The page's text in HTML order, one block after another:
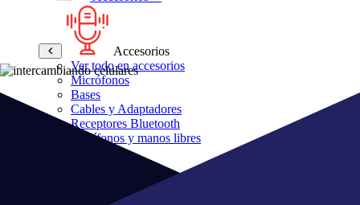
Accesorios
Ver todo en accesorios
Micrófonos
Bases
Cables y Adaptadores
Receptores Bluetooth
Audífonos y manos libres